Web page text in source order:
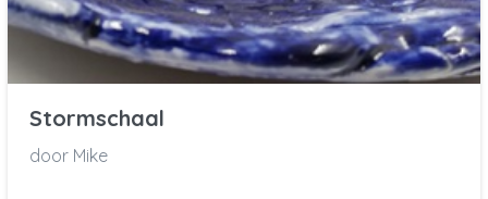
Stormschaal
door Mike